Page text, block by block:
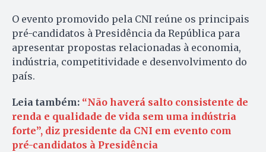
O evento promovido pela CNI reúne os principais
pré-candidatos à Presidência da República para
apresentar propostas relacionadas à economia,
indústria, competitividade e desenvolvimento do
país.
Leia também: “Não haverá salto consistente de
renda e qualidade de vida sem uma indústria
forte”, diz presidente da CNI em evento com
pré-candidatos à Presidência